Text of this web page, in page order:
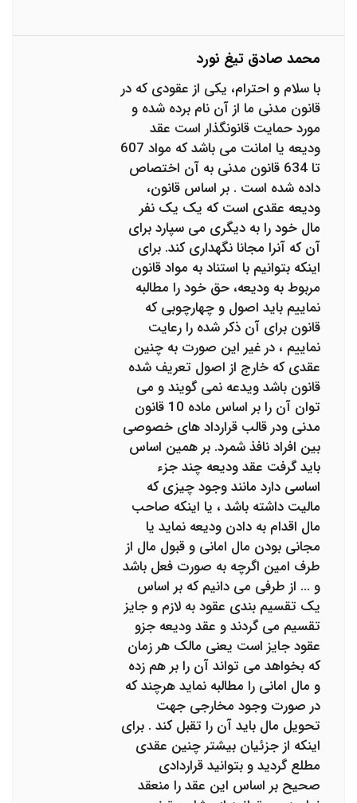
محمد صادق تیغ نورد
با سلام و احترام، یکی از عقودی که در
قانون مدنی ما از آن نام برده شده و
مورد حمایت قانونگذار است عقد
ودیعه یا امانت می باشد که مواد 607
تا 634 قانون مدنی به آن اختصاص
داده شده است . بر اساس قانون،
ودیعه عقدی است که یک یک نفر
مال خود را به دیگری می سپارد برای
آن که آنرا مجانا نگهداری کند. برای
اینکه بتوانیم با استناد به مواد قانون
مربوط به ودیعه، حق خود را مطالبه
نماییم باید اصول و چهارچوبی که
قانون برای آن ذکر شده را رعایت
نماییم ، در غیر این صورت به چنین
عقدی که خارج از اصول تعریف شده
قانون باشد ویدعه نمی گویند و می
توان آن را بر اساس ماده 10 قانون
مدنی ودر قالب قرارداد های خصوصی
بین افراد نافذ شمرد. بر همین اساس
باید گرفت عقد ودیعه چند جزء
اساسی دارد مانند وجود چیزی که
مالیت داشته باشد ، یا اینکه صاحب
مال اقدام به دادن ودیعه نماید یا
مجانی بودن مال امانی و قبول مال از
طرف امین اگرچه به صورت فعل باشد
و ... از طرفی می دانیم که بر اساس
یک تقسیم بندی عقود به لازم و جایز
تقسیم می گردند و عقد ودیعه جزو
عقود جایز است یعنی مالک هر زمان
که بخواهد می تواند آن را بر هم زده
و مال امانی را مطالبه نماید هرچند که
در صورت وجود مخارجی جهت
تحویل مال باید آن را تقبل کند . برای
اینکه از جزئیان بیشتر چنین عقدی
مطلع گردید و بتوانید قراردادی
صحیح بر اساس این عقد را منعقد